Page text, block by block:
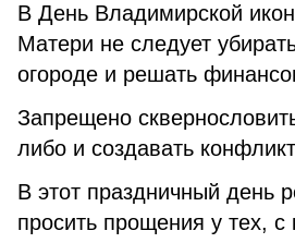
В День Владимирской
Матери не следует
огороде и решать
Запрещено
либо и создавать
В этот праздничный день
просить прощения у тех,